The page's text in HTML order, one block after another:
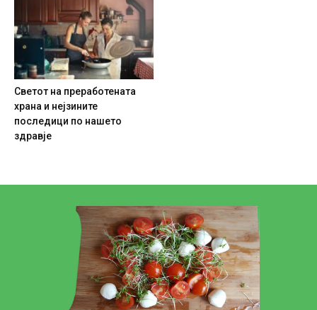
Светот на преработената
храна и нејзините
последици по нашето
здравје